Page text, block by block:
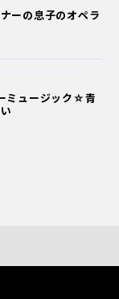
ーの息子のオペラ
ミュージック☆青